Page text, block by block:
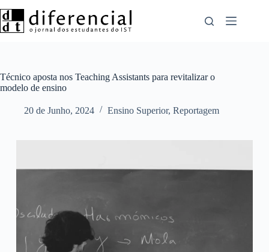
para
o
Técnico aposta nos Teaching Assistants para revitalizar o
modelo de ensino
20 de Junho, 2024 Ensino Superior, Reportagem